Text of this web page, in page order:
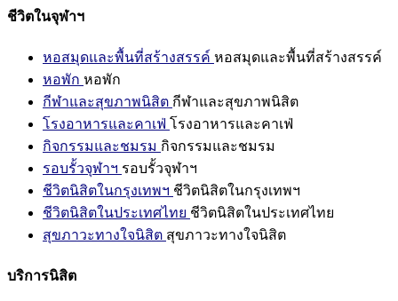
ชีวิตในจุฬาฯ
หอสมุดและพื้นที่สร้างสรรค์ หอสมุดและพื้นที่สร้างสรรค์
หอพัก หอพัก
กีฬาและสุขภาพนิสิต กีฬาและสุขภาพนิสิต
โรงอาหารและคาเฟ่ โรงอาหารและคาเฟ่
กิจกรรมและชมรม กิจกรรมและชมรม
รอบรั้วจุฬาฯ รอบรั้วจุฬาฯ
ชีวิตนิสิตในกรุงเทพฯ ชีวิตนิสิตในกรุงเทพฯ
ชีวิตนิสิตในประเทศไทย ชีวิตนิสิตในประเทศไทย
สุขภาวะทางใจนิสิต สุขภาวะทางใจนิสิต
บริการนิสิต